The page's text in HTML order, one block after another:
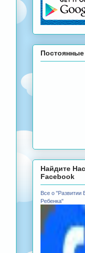
Постоянные
Найдите
Facebook
Все о "Развитии
Ребенка"